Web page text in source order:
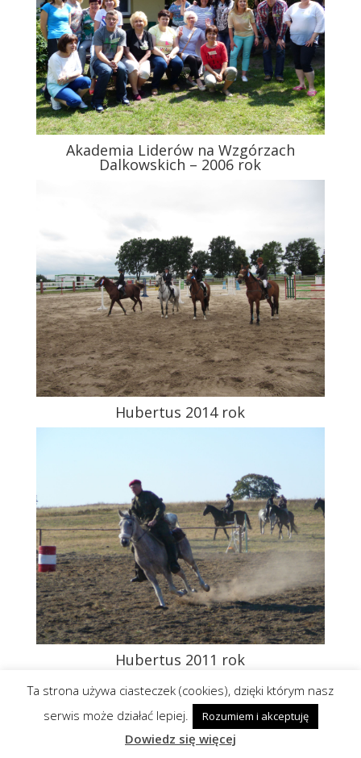
Akademia Liderów na Wzgórzach
Dalkowskich – 2006 rok
Hubertus 2014 rok
Hubertus 2011 rok
Ta strona używa ciasteczek (cookies), dzięki którym nasz
serwis może działać lepiej.
Rozumiem i akceptuję
Dowiedz się więcej